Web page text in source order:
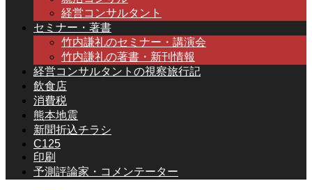
経営コンサルタント
セミナー・著書
竹内謙礼のセミナー・講演会
竹内謙礼の著書・新刊情報
経営コンサルタントの視察旅行記
飲食店
消費税
熊本地震
新聞折込チラシ
C125
印刷
予測評論家・コメンテーター